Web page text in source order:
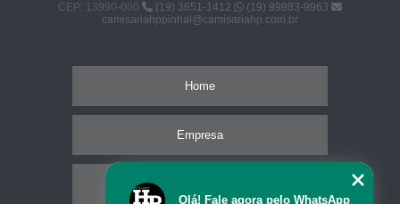
CEP: 13990-000
(19) 3651-1412
(19) 99983-9963
camisariahppinhal@camisariahp.com.br
Home
Empresa
Olá! Fale agora pelo WhatsApp